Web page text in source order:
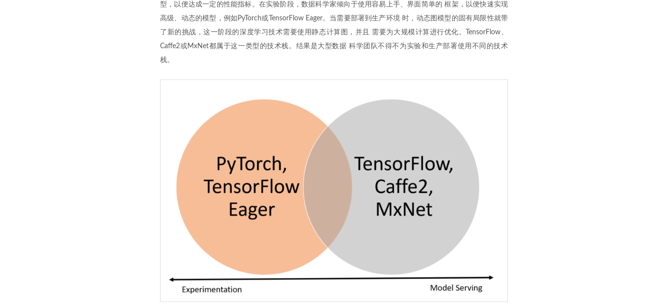
型，以便达成一定的性能指标。在实验阶段，数据科学家倾向于使用容易上手、界面简单的 框架，以便快速实现
高级、动态的模型，例如PyTorch或TensorFlow Eager。当需要部署到生产环境 时，动态图模型的固有局限性就带
了新的挑战，这一阶段的深度学习技术需要使用静态计算图，并且 需要为大规模计算进行优化。TensorFlow、
Caffe2或MxNet都属于这一类型的技术栈。结果是大型数据 科学团队不得不为实验和生产部署使用不同的技术
栈。